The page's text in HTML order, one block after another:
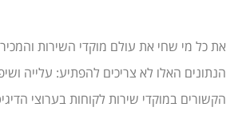
את כל מי שחי את עולם מוקדי השירות
הנתונים האלו לא צריכים להפתיע: עלייה
הקשורים במוקדי שירות לקוחות בערוצי